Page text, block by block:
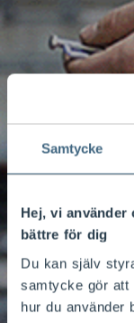
Samtycke
Hej, vi
bättre för dig
Du kan själv
samtycke gör att
hur du använder